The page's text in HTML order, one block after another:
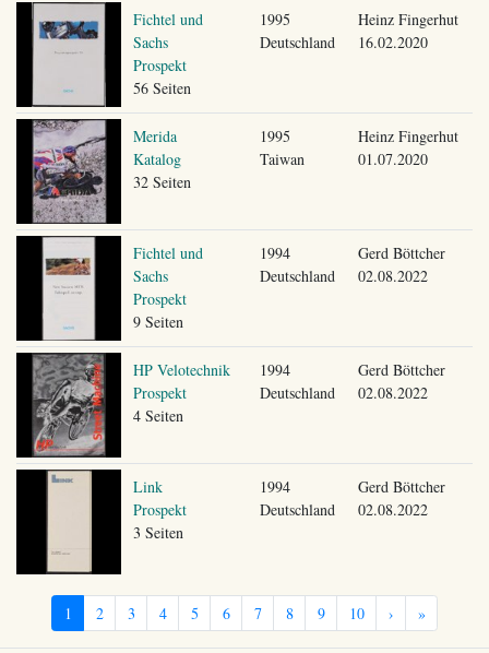
Fichtel und
Sachs
Prospekt
56 Seiten
1995
Deutschland
Heinz Fingerhut
16.02.2020
Merida
Katalog
32 Seiten
1995
Taiwan
Heinz Fingerhut
01.07.2020
Fichtel und
Sachs
Prospekt
9 Seiten
1994
Deutschland
Gerd Böttcher
02.08.2022
HP Velotechnik
Prospekt
4 Seiten
1994
Deutschland
Gerd Böttcher
02.08.2022
Link
Prospekt
3 Seiten
1994
Deutschland
Gerd Böttcher
02.08.2022
1 2 3 4 5 6 7 8 9 10 › »